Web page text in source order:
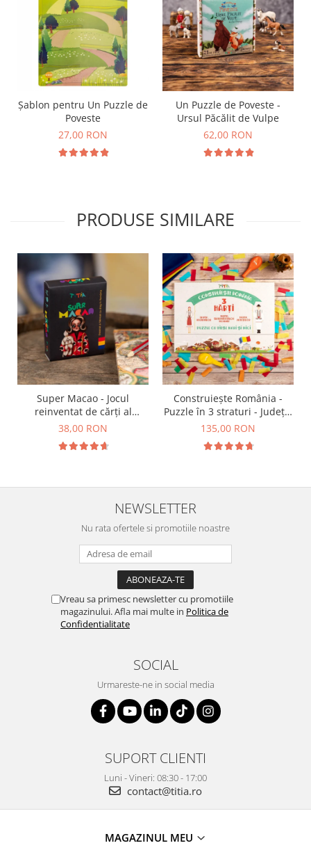
Șablon pentru Un Puzzle de
Poveste
27,00 RON
Un Puzzle de Poveste -
Ursul Păcălit de Vulpe
62,00 RON
PRODUSE SIMILARE
Super Macao - Jocul
reinventat de cărți al
copilăriei
38,00 RON
Construiește România -
Puzzle în 3 straturi - Județe,
Regiuni, Relief
135,00 RON
NEWSLETTER
Nu rata ofertele si promotiile noastre
Vreau sa primesc newsletter cu promotiile
magazinului. Afla mai multe in Politica de
Confidentialitate
SOCIAL
Urmareste-ne in social media
SUPORT CLIENTI
Luni - Vineri: 08:30 - 17:00
contact@titia.ro
MAGAZINUL MEU